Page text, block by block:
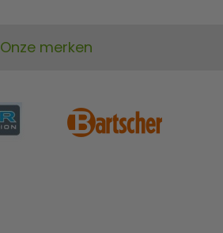
Onze merken